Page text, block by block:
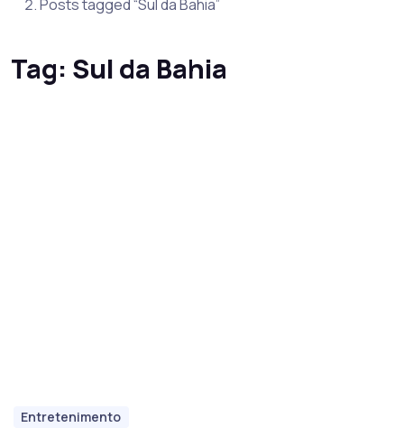
Posts tagged “Sul da Bahia”
Tag: Sul da Bahia
Entretenimento